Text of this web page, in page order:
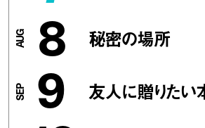
8 秘密の場所
9 友人に贈りたい